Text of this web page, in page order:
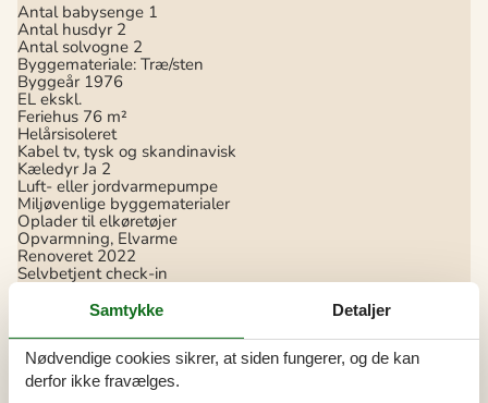
Antal babysenge 1
Antal husdyr 2
Antal solvogne 2
Byggemateriale: Træ/sten
Byggeår 1976
EL ekskl.
Feriehus 76 m²
Helårsisoleret
Kabel tv, tysk og skandinavisk
Kæledyr Ja 2
Luft- eller jordvarmepumpe
Miljøvenlige byggematerialer
Oplader til elkøretøjer
Opvarmning, Elvarme
Renoveret 2022
Selvbetjent check-in
El artikler
1 DVD
Samtykke Detaljer
Nødvendige cookies sikrer, at siden fungerer, og de kan
derfor ikke fravælges.